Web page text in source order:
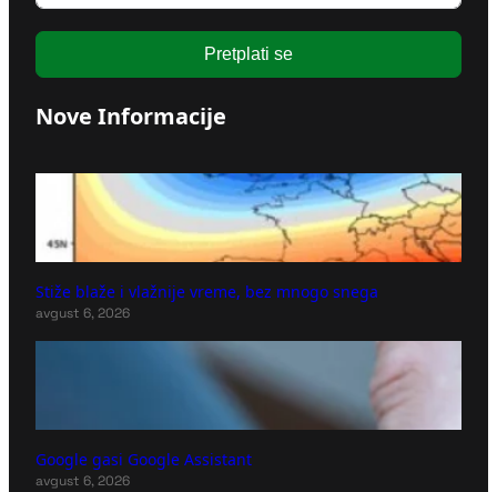
Pretplati se
Nove Informacije
Stiže blaže i vlažnije vreme, bez mnogo snega
avgust 6, 2026
Google gasi Google Assistant
avgust 6, 2026